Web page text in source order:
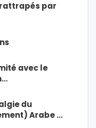
par
avec le
du
Arabe …